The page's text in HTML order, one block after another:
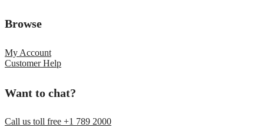
Browse
My Account
Customer Help
Want to chat?
Call us toll free +1 789 2000